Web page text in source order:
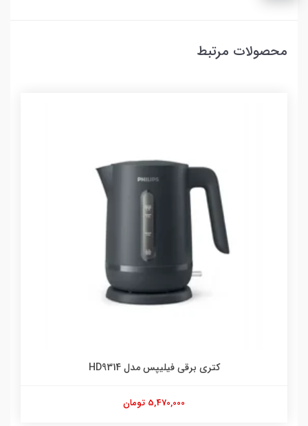
محصولات مرتبط
کتری برقی فیلیپس مدل HD9314
5,470,000 تومان